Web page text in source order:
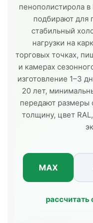
пенополистирола
подбирают для
стабильный
нагрузки на
торговых точках,
и камерах
изготовление 1–3
20 лет,
передают размеры
толщину, цвет
MAX